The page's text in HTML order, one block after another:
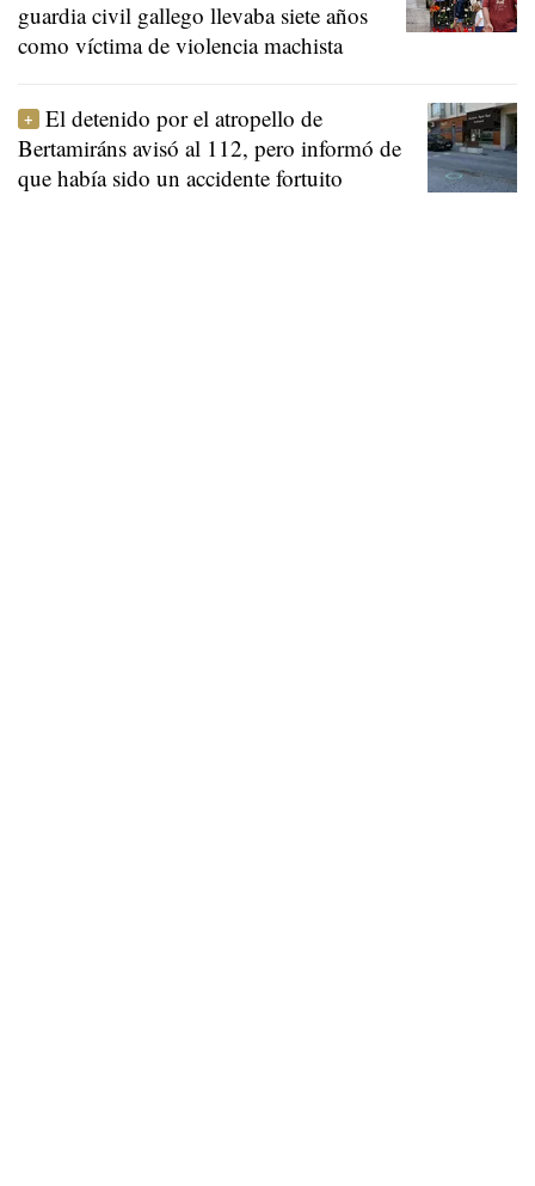
guardia civil gallego llevaba siete años
como víctima de violencia machista
El detenido por el atropello de
Bertamiráns avisó al 112, pero informó de
que había sido un accidente fortuito